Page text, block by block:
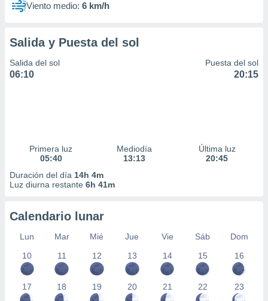
Viento medio: 6 km/h
Salida y Puesta del sol
Salida del sol
06:10
Puesta del sol
20:15
Primera luz
05:40
Mediodía
13:13
Última luz
20:45
Duración del día 14h 4m
Luz diurna restante 6h 41m
Calendario lunar
Lun Mar Mié Jue Vie Sáb
Dom
10
11 12 13 14 15 16
17 18 19 20 21 22 23